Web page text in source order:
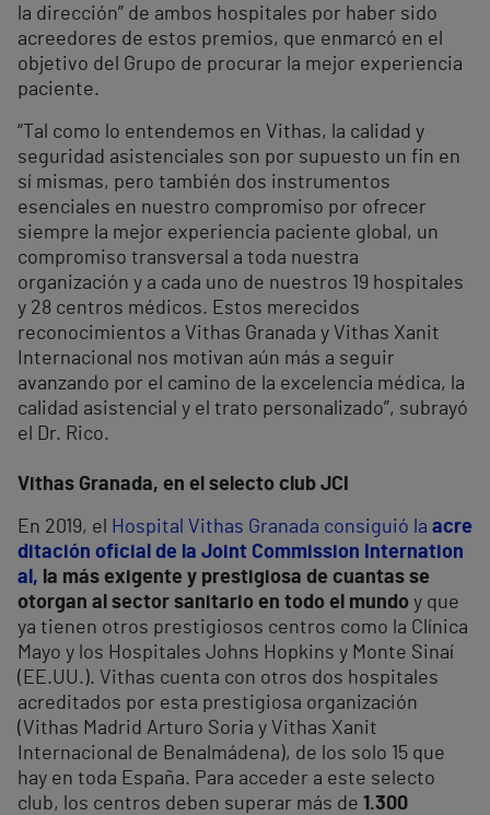
la dirección” de ambos hospitales por haber sido
acreedores de estos premios, que enmarcó en el
objetivo del Grupo de procurar la mejor experiencia
paciente.
“Tal como lo entendemos en Vithas, la calidad y
seguridad asistenciales son por supuesto un fin en
sí mismas, pero también dos instrumentos
esenciales en nuestro compromiso por ofrecer
siempre la mejor experiencia paciente global, un
compromiso transversal a toda nuestra
organización y a cada uno de nuestros 19 hospitales
y 28 centros médicos. Estos merecidos
reconocimientos a Vithas Granada y Vithas Xanit
Internacional nos motivan aún más a seguir
avanzando por el camino de la excelencia médica, la
calidad asistencial y el trato personalizado”, subrayó
el Dr. Rico.
Vithas Granada, en el selecto club JCI
En 2019, el Hospital Vithas Granada consiguió la acre
ditación oficial de la Joint Commission Internation
al, la más exigente y prestigiosa de cuantas se
otorgan al sector sanitario en todo el mundo y que
ya tienen otros prestigiosos centros como la Clínica
Mayo y los Hospitales Johns Hopkins y Monte Sinaí
(EE.UU.). Vithas cuenta con otros dos hospitales
acreditados por esta prestigiosa organización
(Vithas Madrid Arturo Soria y Vithas Xanit
Internacional de Benalmádena), de los solo 15 que
hay en toda España. Para acceder a este selecto
club, los centros deben superar más de 1.300